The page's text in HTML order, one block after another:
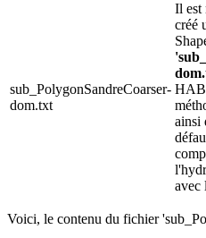
sub_PolygonSandreCoarser-
dom.txt
Il est
créé
ainsi
avec
Voici, le contenu du fichier